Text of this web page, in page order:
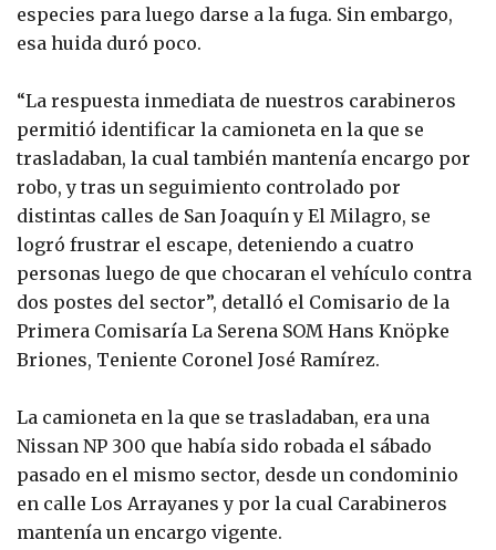
especies para luego darse a la fuga. Sin embargo,
esa huida duró poco.
“La respuesta inmediata de nuestros carabineros
permitió identificar la camioneta en la que se
trasladaban, la cual también mantenía encargo por
robo, y tras un seguimiento controlado por
distintas calles de San Joaquín y El Milagro, se
logró frustrar el escape, deteniendo a cuatro
personas luego de que chocaran el vehículo contra
dos postes del sector”, detalló el Comisario de la
Primera Comisaría La Serena SOM Hans Knöpke
Briones, Teniente Coronel José Ramírez.
La camioneta en la que se trasladaban, era una
Nissan NP 300 que había sido robada el sábado
pasado en el mismo sector, desde un condominio
en calle Los Arrayanes y por la cual Carabineros
mantenía un encargo vigente.